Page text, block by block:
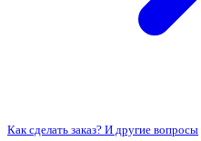
Как сделать заказ? И другие вопросы